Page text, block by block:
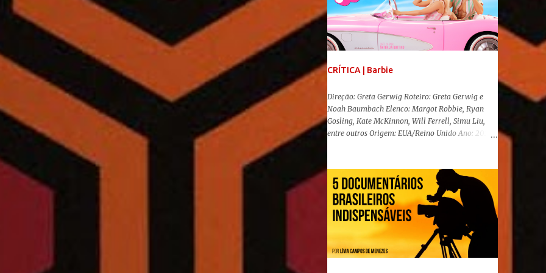
CRÍTICA | Barbie
Direção: Greta Gerwig Roteiro: Greta Gerwig e
Noah Baumbach Elenco: Margot Robbie, Ryan
Gosling, Kate McKinnon, Will Ferrell, Simu Liu,
entre outros Origem: EUA/Reino Unido Ano: 2023
Barbie , o aguardado live-action da boneca mais
famosa do mundo, enfim, chegou aos cinemas. Em
meio a toda divulgação e o hype em torno de seu
lançamento, posso afirmar que o longa, dirigido
por Greta Gerwig ( Adoráveis Mulheres ) prometeu
tudo e entregou mais ainda, se provando o filme
do ano até aqui. Repleto de criatividade, humor e
sem medo de não se levar a sério, a produção